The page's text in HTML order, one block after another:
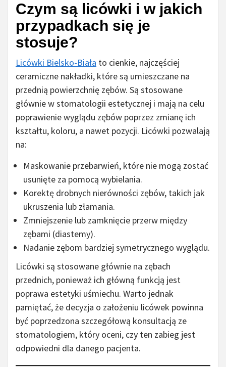
Czym są licówki i w jakich
przypadkach się je
stosuje?
Licówki Bielsko-Biała to cienkie, najczęściej
ceramiczne nakładki, które są umieszczane na
przednią powierzchnię zębów. Są stosowane
głównie w stomatologii estetycznej i mają na celu
poprawienie wyglądu zębów poprzez zmianę ich
kształtu, koloru, a nawet pozycji. Licówki pozwalają
na:
Maskowanie przebarwień, które nie mogą zostać
usunięte za pomocą wybielania.
Korektę drobnych nierówności zębów, takich jak
ukruszenia lub złamania.
Zmniejszenie lub zamknięcie przerw między
zębami (diastemy).
Nadanie zębom bardziej symetrycznego wyglądu.
Licówki są stosowane głównie na zębach
przednich, ponieważ ich główną funkcją jest
poprawa estetyki uśmiechu. Warto jednak
pamiętać, że decyzja o założeniu licówek powinna
być poprzedzona szczegółową konsultacją ze
stomatologiem, który oceni, czy ten zabieg jest
odpowiedni dla danego pacjenta.